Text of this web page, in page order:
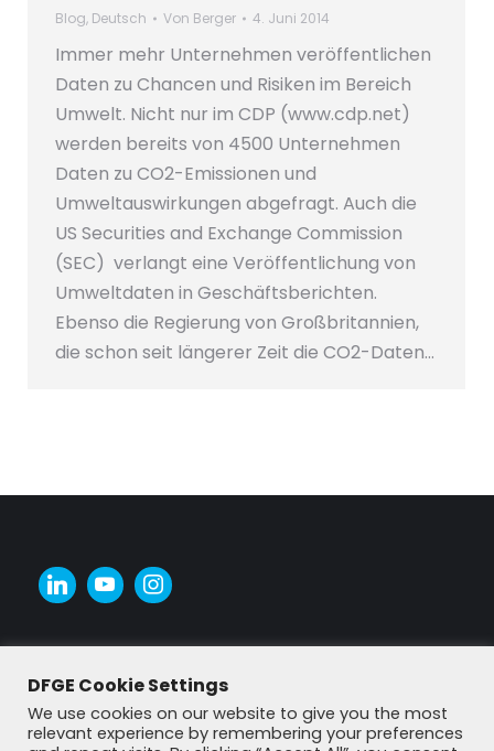
Blog, Deutsch Von Berger 4. Juni 2014
Immer mehr Unternehmen veröffentlichen
Daten zu Chancen und Risiken im Bereich
Umwelt. Nicht nur im CDP (www.cdp.net)
werden bereits von 4500 Unternehmen
Daten zu CO2-Emissionen und
Umweltauswirkungen abgefragt. Auch die
US Securities and Exchange Commission
(SEC) verlangt eine Veröffentlichung von
Umweltdaten in Geschäftsberichten.
Ebenso die Regierung von Großbritannien,
die schon seit längerer Zeit die CO2-Daten…
DFGE Cookie Settings
We use cookies on our website to give you the most
relevant experience by remembering your preferences